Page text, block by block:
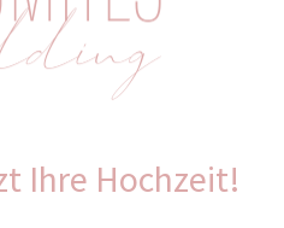
Ihre Hochzeit!